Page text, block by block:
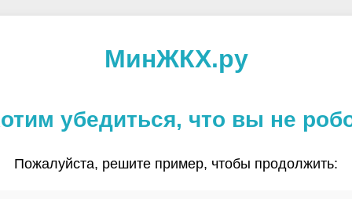
МинЖКХ.ру
убедиться, что вы не
Пожалуйста, решите пример, чтобы продолжить: